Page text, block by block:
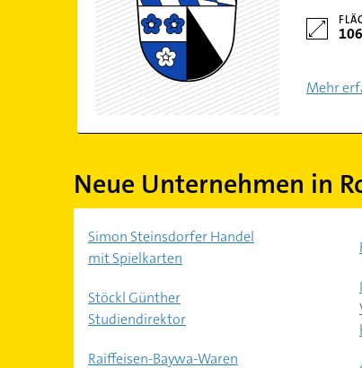
Mehr
Neue Unternehmen in
Simon Steinsdorfer Handel
mit Spielkarten
Stöckl Günther
Studiendirektor
Raiffeisen-Baywa-Waren